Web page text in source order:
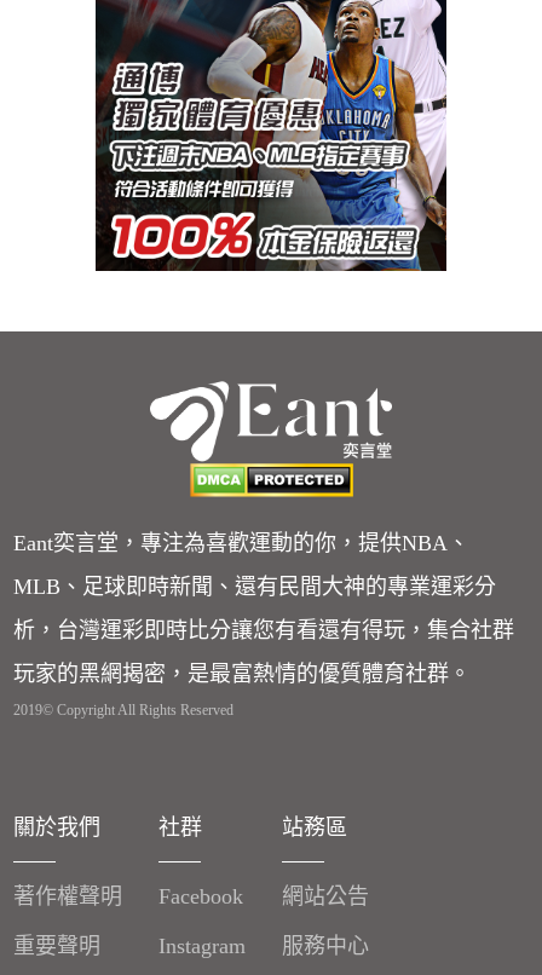
Eant奕言堂，專注為喜歡運動的你，提供NBA、
MLB、足球即時新聞、還有民間大神的專業運彩分
析，台灣運彩即時比分讓您有看還有得玩，集合社群
玩家的黑網揭密，是最富熱情的優質體育社群。
2019© Copyright All Rights Reserved
關於我們
著作權聲明
重要聲明
社群
Facebook
Instagram
站務區
網站公告
服務中心